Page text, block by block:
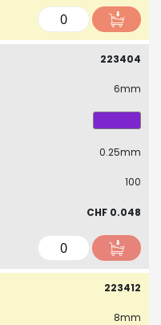
223404
6mm
0.25mm
100
CHF 0.048
223412
8mm